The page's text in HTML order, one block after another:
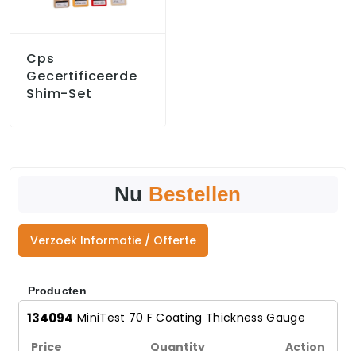
Cps
Gecertificeerde
Shim-Set
Nu Bestellen
Verzoek Informatie / Offerte
Producten
134094 MiniTest 70 F Coating Thickness Gauge